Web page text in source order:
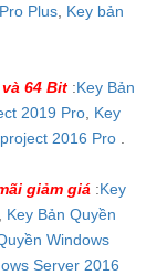
Plus Key bản
64 Bit :Key Bản
2019 Pro Key
2016 Pro
giảm giá :Key
Key Bản Quyền
Windows
Server 2016